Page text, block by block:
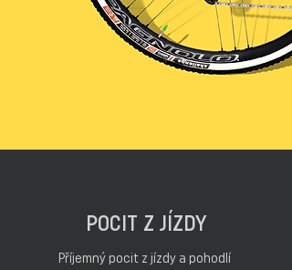
Příjemný pocit z jízdy a pohodlí
POCIT Z JÍZDY